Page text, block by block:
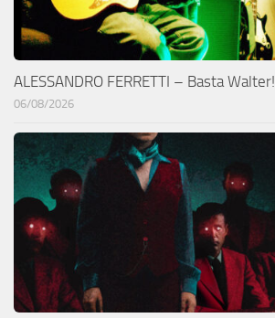
ALESSANDRO FERRETTI – Basta Walter!
06/08/2026